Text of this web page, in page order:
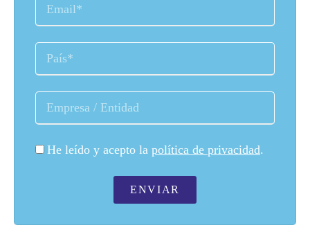
He leído y acepto la política de privacidad.
ENVIAR